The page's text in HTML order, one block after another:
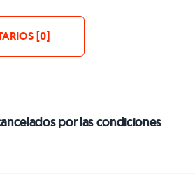
[0]
por las condiciones